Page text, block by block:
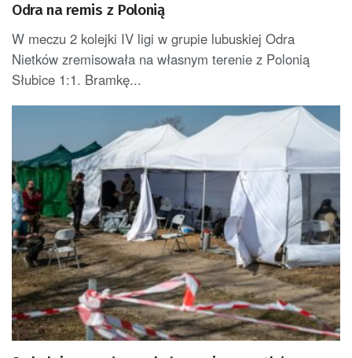
Odra na remis z Polonią
W meczu 2 kolejki IV ligi w grupie lubuskiej Odra
Nietków zremisowała na własnym terenie z Polonią
Słubice 1:1. Bramkę...